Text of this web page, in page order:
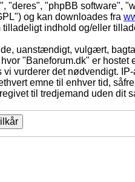
"deres", "phpBB software",
og kan downloades fra
indhold og/eller
uanstændigt, vulgært,
"Baneforum.dk" er
vi vurderer det nødvendigt.
emne til enhver tid,
til tredjemand uden